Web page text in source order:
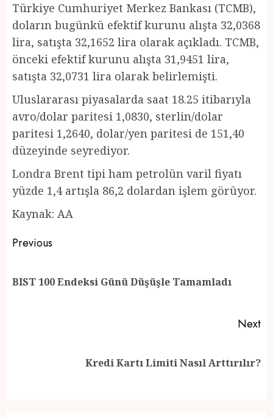
Türkiye Cumhuriyet Merkez Bankası (TCMB),
doların bugünkü efektif kurunu alışta 32,0368
lira, satışta 32,1652 lira olarak açıkladı. TCMB,
önceki efektif kurunu alışta 31,9451 lira,
satışta 32,0731 lira olarak belirlemişti.
Uluslararası piyasalarda saat 18.25 itibarıyla
avro/dolar paritesi 1,0830, sterlin/dolar
paritesi 1,2640, dolar/yen paritesi de 151,40
düzeyinde seyrediyor.
Londra Brent tipi ham petrolün varil fiyatı
yüzde 1,4 artışla 86,2 dolardan işlem görüyor.
Kaynak: AA
Post
Previous
BIST 100 Endeksi Günü Düşüşle Tamamladı
Next
Kredi Kartı Limiti Nasıl Arttırılır?